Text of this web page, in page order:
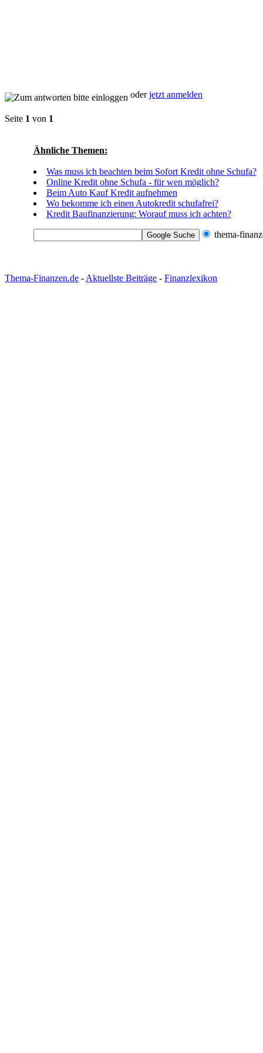
oderjetzt anmelden
Seite 1 von 1
Ähnliche Themen:
Was muss ich beachten beim Sofort Kredit ohne Schufa?
Online Kredit ohne Schufa - für wen möglich?
Beim Auto Kauf Kredit aufnehmen
Wo bekomme ich einen Autokredit schufafrei?
Kredit Baufinanzierung: Worauf muss ich achten?
thema-
Thema-Finanzen.de - Aktuellste Beiträge - Finanzlexikon